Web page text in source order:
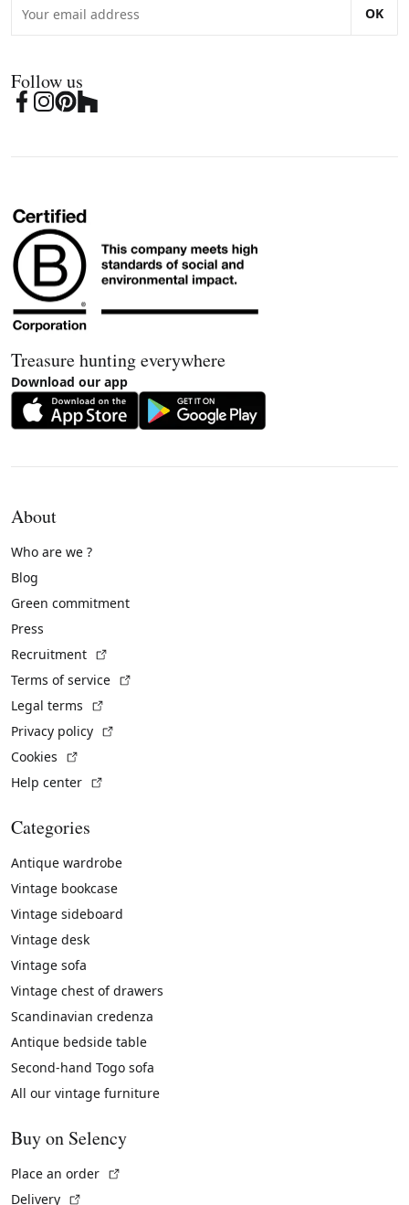
OK
Follow us
Treasure hunting everywhere
Download our app
About
Who are we ?
Blog
Green commitment
Press
Recruitment
Terms of service
Legal terms
Privacy policy
Cookies
Help center
Categories
Antique wardrobe
Vintage bookcase
Vintage sideboard
Vintage desk
Vintage sofa
Vintage chest of drawers
Scandinavian credenza
Antique bedside table
Second-hand Togo sofa
All our vintage furniture
Buy on Selency
Place an order
Delivery